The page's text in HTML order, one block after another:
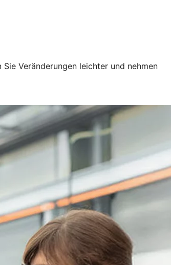
Veränderungen leichter und nehmen